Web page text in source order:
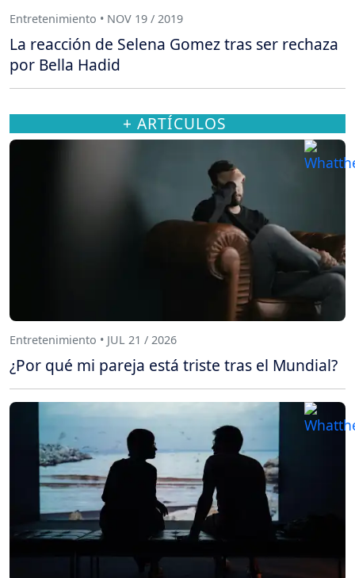
Entretenimiento • NOV 19 / 2019
La reacción de Selena Gomez tras ser rechaza
por Bella Hadid
+ ARTÍCULOS
Entretenimiento • JUL 21 / 2026
¿Por qué mi pareja está triste tras el Mundial?